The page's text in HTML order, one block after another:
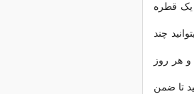
یک قطره
چند
هر روز
تا ضمن